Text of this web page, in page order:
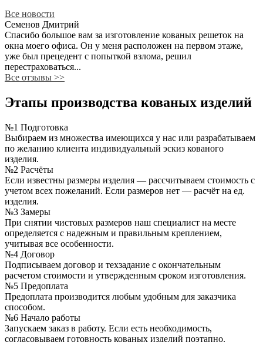
Все новости
Семенов Дмитрий
Спасибо большое вам за изготовление кованых решеток на
окна моего офиса. Он у меня расположен на первом этаже,
уже был прецедент с попыткой взлома, решил
перестраховаться...
Все отзывы >>
Этапы производства кованых изделий
№1 Подготовка
Выбираем из множества имеющихся у нас или разрабатываем
по желанию клиента индивидуальный эскиз кованого
изделия.
№2 Расчёты
Если известны размеры изделия — рассчитываем стоимость с
учетом всех пожеланий. Если размеров нет — расчёт на ед.
изделия.
№3 Замеры
При снятии чистовых размеров наш специалист на месте
определяется с надежным и правильным креплением,
учитывая все особенности.
№4 Договор
Подписываем договор и техзадание с окончательным
расчетом стоимости и утвержденным сроком изготовления.
№5 Предоплата
Предоплата производится любым удобным для заказчика
способом.
№6 Начало работы
Запускаем заказ в работу. Если есть необходимость,
согласовываем готовность кованых изделий поэтапно.